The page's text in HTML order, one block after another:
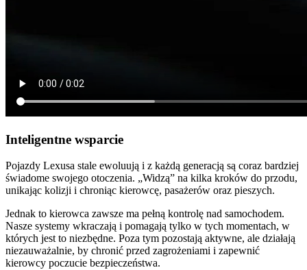
Inteligentne wsparcie
Pojazdy Lexusa stale ewoluują i z każdą generacją są coraz bardziej
świadome swojego otoczenia. „Widzą” na kilka kroków do przodu,
unikając kolizji i chroniąc kierowcę, pasażerów oraz pieszych.
Jednak to kierowca zawsze ma pełną kontrolę nad samochodem.
Nasze systemy wkraczają i pomagają tylko w tych momentach, w
których jest to niezbędne. Poza tym pozostają aktywne, ale działają
niezauważalnie, by chronić przed zagrożeniami i zapewnić
kierowcy poczucie bezpieczeństwa.